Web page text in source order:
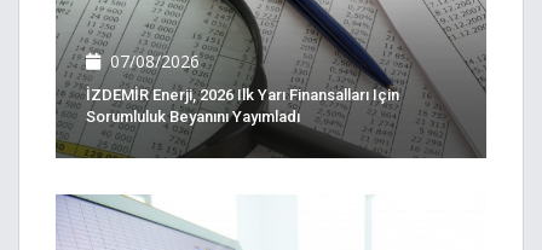
07/08/2026
İZDEMİR Enerji, 2026 Ilk Yarı Finansalları Için
Sorumluluk Beyanını Yayımladı